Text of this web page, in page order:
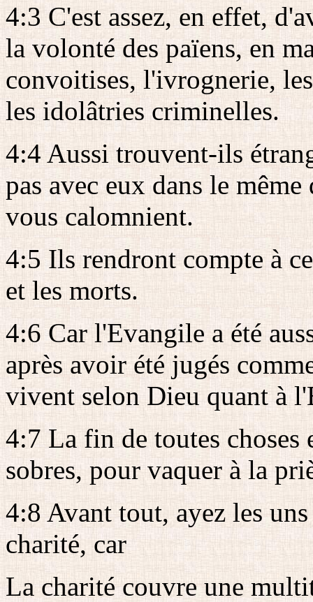
4:3 C'est assez, en effet,
la volonté des païens, en
convoitises, l'ivrognerie,
les idolâtries criminelles.
4:4 Aussi trouvent-ils
pas avec eux dans le
vous calomnient.
4:5 Ils rendront compte à
et les morts.
4:6 Car l'Evangile a été
après avoir été jugés
vivent selon Dieu quant à
4:7 La fin de toutes choses
sobres, pour vaquer à la
4:8 Avant tout, ayez les
charité, car
La charité couvre une